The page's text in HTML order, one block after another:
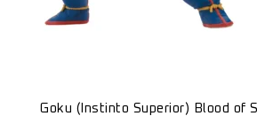
Goku (Instinto Superior) Blood of